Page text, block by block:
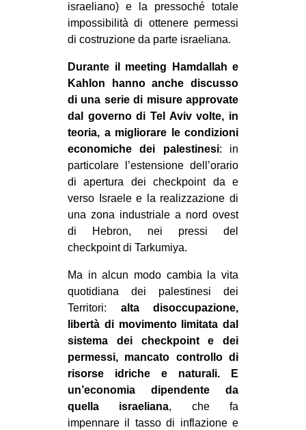
israeliano) e la pressoché totale
impossibilità di ottenere permessi
di costruzione da parte israeliana.
Durante il meeting Hamdallah e
Kahlon hanno anche discusso
di una serie di misure approvate
dal governo di Tel Aviv volte, in
teoria, a migliorare le condizioni
economiche dei palestinesi: in
particolare l’estensione dell’orario
di apertura dei checkpoint da e
verso Israele e la realizzazione di
una zona industriale a nord ovest
di Hebron, nei pressi del
checkpoint di Tarkumiya.
Ma in alcun modo cambia la vita
quotidiana dei palestinesi dei
Territori: alta disoccupazione,
libertà di movimento limitata dal
sistema dei checkpoint e dei
permessi, mancato controllo di
risorse idriche e naturali. E
un’economia dipendente da
quella israeliana, che fa
impennare il tasso di inflazione e